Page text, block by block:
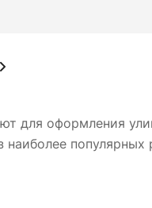
для оформления
популярных